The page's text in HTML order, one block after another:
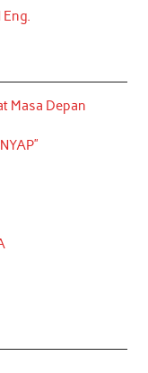
Eng.
Masa Depan